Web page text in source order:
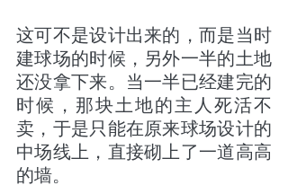
这可不是设计出来的，而是当时
建球场的时候，另外一半的土地
还没拿下来。当一半已经建完的
时候，那块土地的主人死活不
卖，于是只能在原来球场设计的
中场线上，直接砌上了一道高高
的墙。